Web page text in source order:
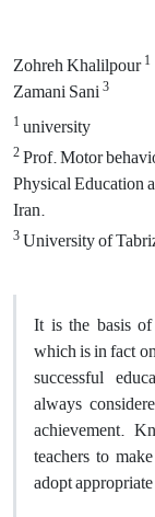
Zohreh Khalilpour1
Zamani Sani3
1university
2Prof. Motor
Physical Education
Iran.
3University of
It is the basis
which is in fact
successful
always
achievement.
teachers to
adopt